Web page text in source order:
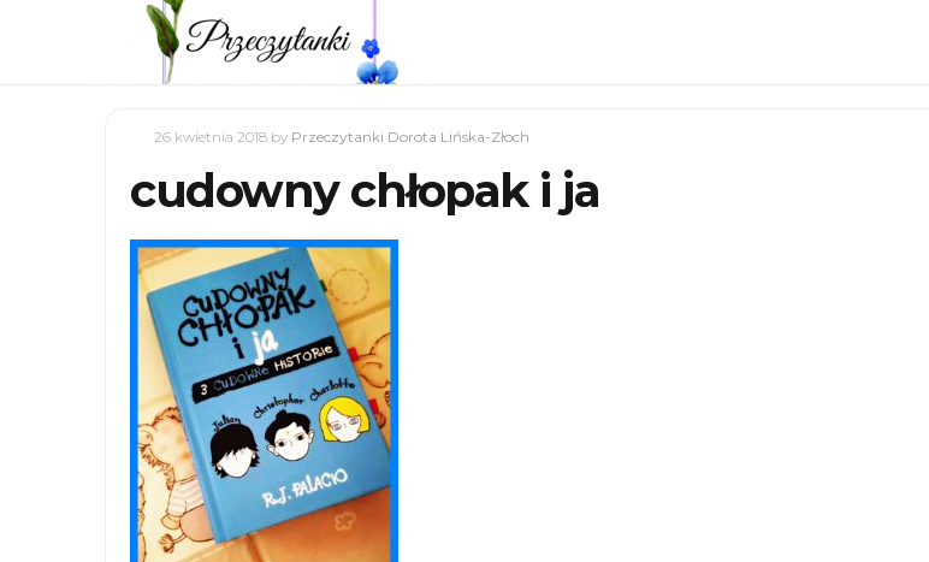
26 kwietnia 2018 by Przeczytanki Dorota Lińska-Złoch
cudowny chłopak i ja